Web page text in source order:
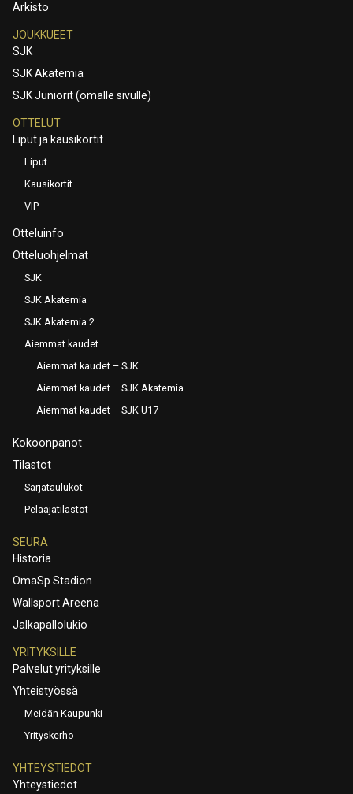
Arkisto
JOUKKUEET
SJK
SJK Akatemia
SJK Juniorit (omalle sivulle)
OTTELUT
Liput ja kausikortit
Liput
Kausikortit
VIP
Otteluinfo
Otteluohjelmat
SJK
SJK Akatemia
SJK Akatemia 2
Aiemmat kaudet
Aiemmat kaudet – SJK
Aiemmat kaudet – SJK Akatemia
Aiemmat kaudet – SJK U17
Kokoonpanot
Tilastot
Sarjataulukot
Pelaajatilastot
SEURA
Historia
OmaSp Stadion
Wallsport Areena
Jalkapallolukio
YRITYKSILLE
Palvelut yrityksille
Yhteistyössä
Meidän Kaupunki
Yrityskerho
YHTEYSTIEDOT
Yhteystiedot